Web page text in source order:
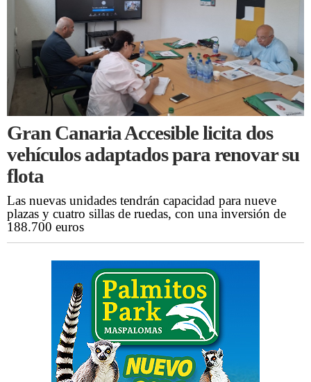
Gran Canaria Accesible licita dos
vehículos adaptados para renovar su
flota
Las nuevas unidades tendrán capacidad para nueve
plazas y cuatro sillas de ruedas, con una inversión de
188.700 euros